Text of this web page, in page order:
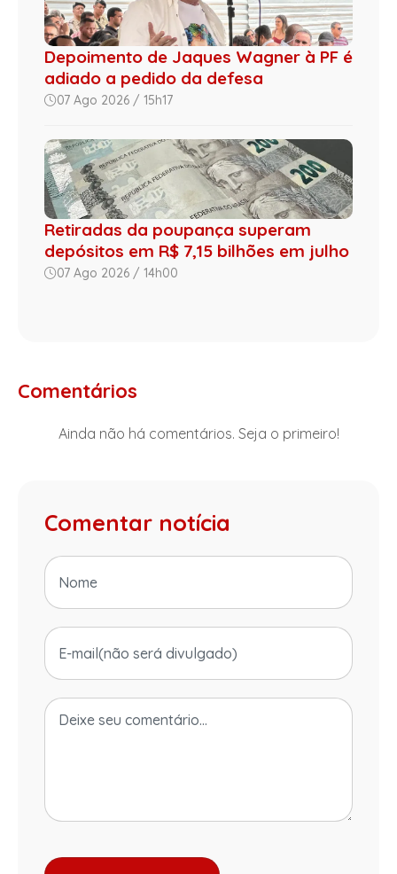
Depoimento de Jaques Wagner à PF é
adiado a pedido da defesa
07 Ago 2026 / 15h17
Retiradas da poupança superam
depósitos em R$ 7,15 bilhões em julho
07 Ago 2026 / 14h00
Comentários
Ainda não há comentários. Seja o primeiro!
Comentar notícia